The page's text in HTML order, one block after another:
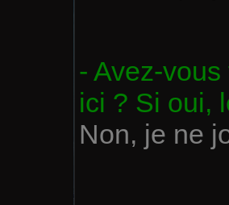
- Avez-
ici ? Si oui,
Non, je ne